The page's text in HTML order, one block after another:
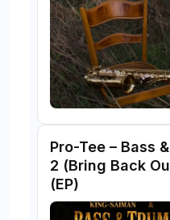
Pro-Tee – Bass
2 (Bring Back
(EP)